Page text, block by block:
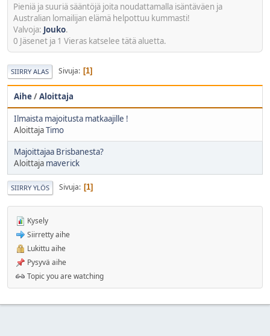
Pieniä ja suuriä sääntöjä joita noudattamalla isäntäväen ja
Australian lomailijan elämä helpottuu kummasti!
Valvoja: Jouko.
0 Jäsenet ja 1 Vieras katselee tätä aluetta.
SIIRRY ALAS Sivuja 1
Aihe/Aloittaja
Ilmaista majoitusta matkaajille !
AloittajaTimo
Majoittajaa Brisbanesta?
Aloittaja maverick
SIIRRY YLÖS Sivuja 1
Kysely
Siirretty aihe
Lukittu aihe
Pysyvä aihe
Topic you are watching